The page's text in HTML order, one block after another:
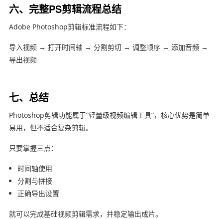
六、完整PS剪辑流程总结
Adobe Photoshop剪辑标准流程如下：
导入视频 → 打开时间轴 → 分割剪切 → 调整顺序 → 添加音频 →
导出视频
七、总结
Photoshop剪辑功能属于“轻量级视频编辑工具”，核心优势是简单
易用，但不适合复杂剪辑。
只要掌握三点：
时间轴使用
分割与拼接
正确导出设置
就可以完成基础视频剪辑需求，并稳定输出成片。